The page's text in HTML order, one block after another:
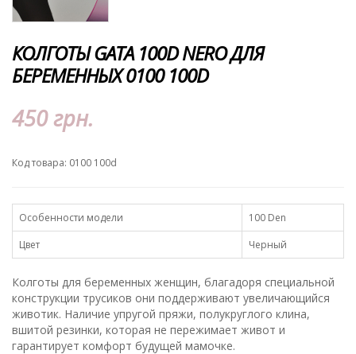
КОЛГОТЫ GATA 100D NERO ДЛЯ
БЕРЕМЕННЫХ 0100 100D
450 грн.
Код товара: 0100 100d
Особенности модели
100 Den
Цвет
Черный
Колготы для беременных женщин, благадоря специальной
конструкции трусиков они поддерживают увеличающийся
животик. Наличие упругой пряжи, полукруглого клина,
вшитой резинки, которая не пережимает живот и
гарантирует комфорт будущей мамочке.